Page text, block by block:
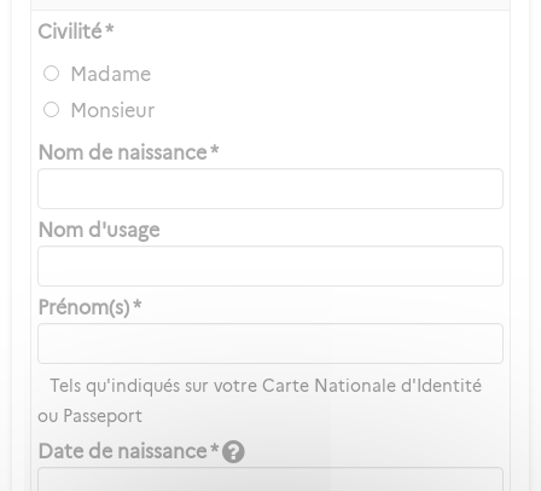
Civilité *
Madame
Monsieur
Nom de naissance *
Nom d'usage
Prénom(s) *
Tels qu'indiqués sur votre Carte Nationale d'Identité
ou Passeport
Date de naissance *